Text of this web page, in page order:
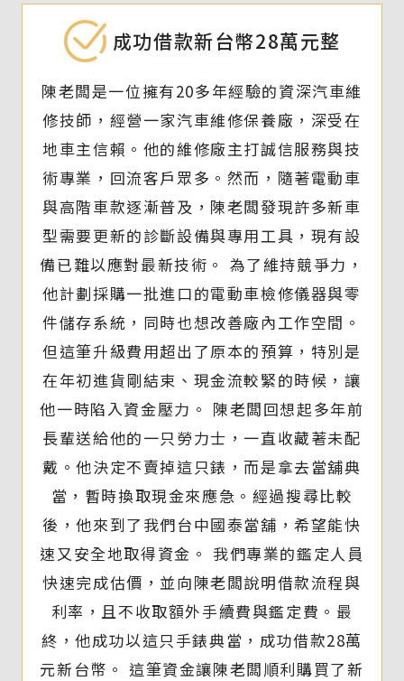
成功借款新台幣28萬元整
陳老闆是一位擁有20多年經驗的資深汽車維
修技師，經營一家汽車維修保養廠，深受在
地車主信賴。他的維修廠主打誠信服務與技
術專業，回流客戶眾多。然而，隨著電動車
與高階車款逐漸普及，陳老闆發現許多新車
型需要更新的診斷設備與專用工具，現有設
備已難以應對最新技術。 為了維持競爭力，
他計劃採購一批進口的電動車檢修儀器與零
件儲存系統，同時也想改善廠內工作空間。
但這筆升級費用超出了原本的預算，特別是
在年初進貨剛結束、現金流較緊的時候，讓
他一時陷入資金壓力。 陳老闆回想起多年前
長輩送給他的一只勞力士，一直收藏著未配
戴。他決定不賣掉這只錶，而是拿去當舖典
當，暫時換取現金來應急。經過搜尋比較
後，他來到了我們台中國泰當舖，希望能快
速又安全地取得資金。 我們專業的鑑定人員
快速完成估價，並向陳老闆說明借款流程與
利率，且不收取額外手續費與鑑定費。最
終，他成功以這只手錶典當，成功借款28萬
元新台幣。 這筆資金讓陳老闆順利購買了新